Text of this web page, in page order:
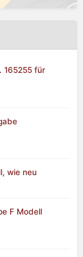
165255 für
wie neu
F Modell